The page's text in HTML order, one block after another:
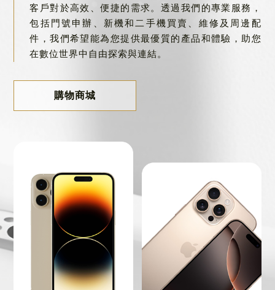
客戶對於高效、便捷的需求。透過我們的專業服務，
包括門號申辦、新機和二手機買賣、維修及周邊配
件，我們希望能為您提供最優質的產品和體驗，助您
在數位世界中自由探索與連結。
購物商城